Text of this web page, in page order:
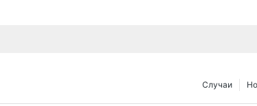
Случаи